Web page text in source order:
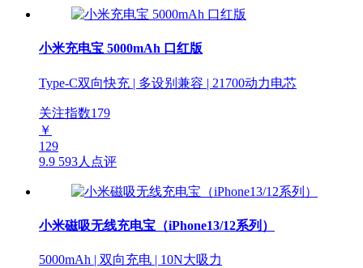
小米充电宝 5000mAh 口红版
Type-C双向快充 | 多设别兼容 | 21700动力电芯
关注指数179
￥
129
9.9 593人点评
小米磁吸无线充电宝（iPhone13/12系列）
5000mAh | 双向充电 | 10N大吸力